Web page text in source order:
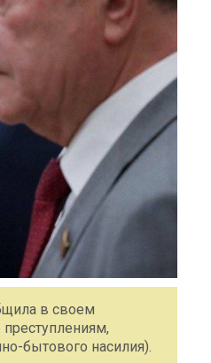
в своем
бытового насилия).